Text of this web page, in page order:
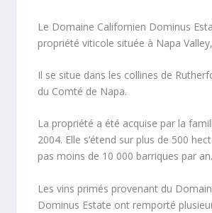
Le Domaine Californien Dominus
propriété viticole située à Napa
Il se situe dans les collines de
du Comté de Napa.
La propriété a été acquise par la
2004. Elle s’étend sur plus de 500
pas moins de 10 000 barriques par an.
Les vins primés provenant du
Dominus Estate ont remporté